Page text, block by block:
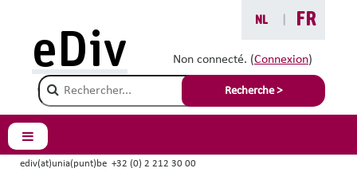
NL
FR
Non connecté. (Connexion)
Champ de recherche
Recherche >
eDiv
Panneau latéral
Contact NL
FERMER LE MODULE
Unia
Koningsstraat 138
1000 Brussel
ediv(at)unia(punt)be +32 (0) 2 212 30 00